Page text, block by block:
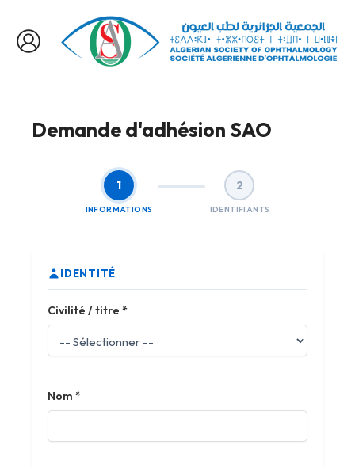
contenu
Demande d'adhésion SAO
1
INFORMATIONS
2
IDENTIFIANTS
IDENTITÉ
Civilité / titre *
Nom *